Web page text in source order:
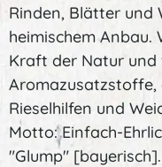
Rinden, Blätter und
heimischem
Kraft der Natur und
Aromazusatzstoffe,
Rieselhilfen und
Motto: Einfach-
"Glump"